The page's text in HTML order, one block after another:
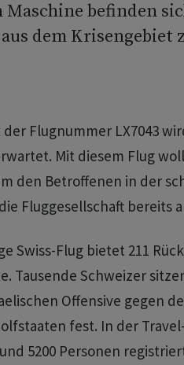
Maschine befinden
aus dem Krisengebiet
Flugnummer LX7043
Mit diesem Flug
den Betroffenen in der
Fluggesellschaft bereits
Swiss-Flug bietet 211
Tausende Schweizer
Offensive gegen
fest. In der
5200 Personen